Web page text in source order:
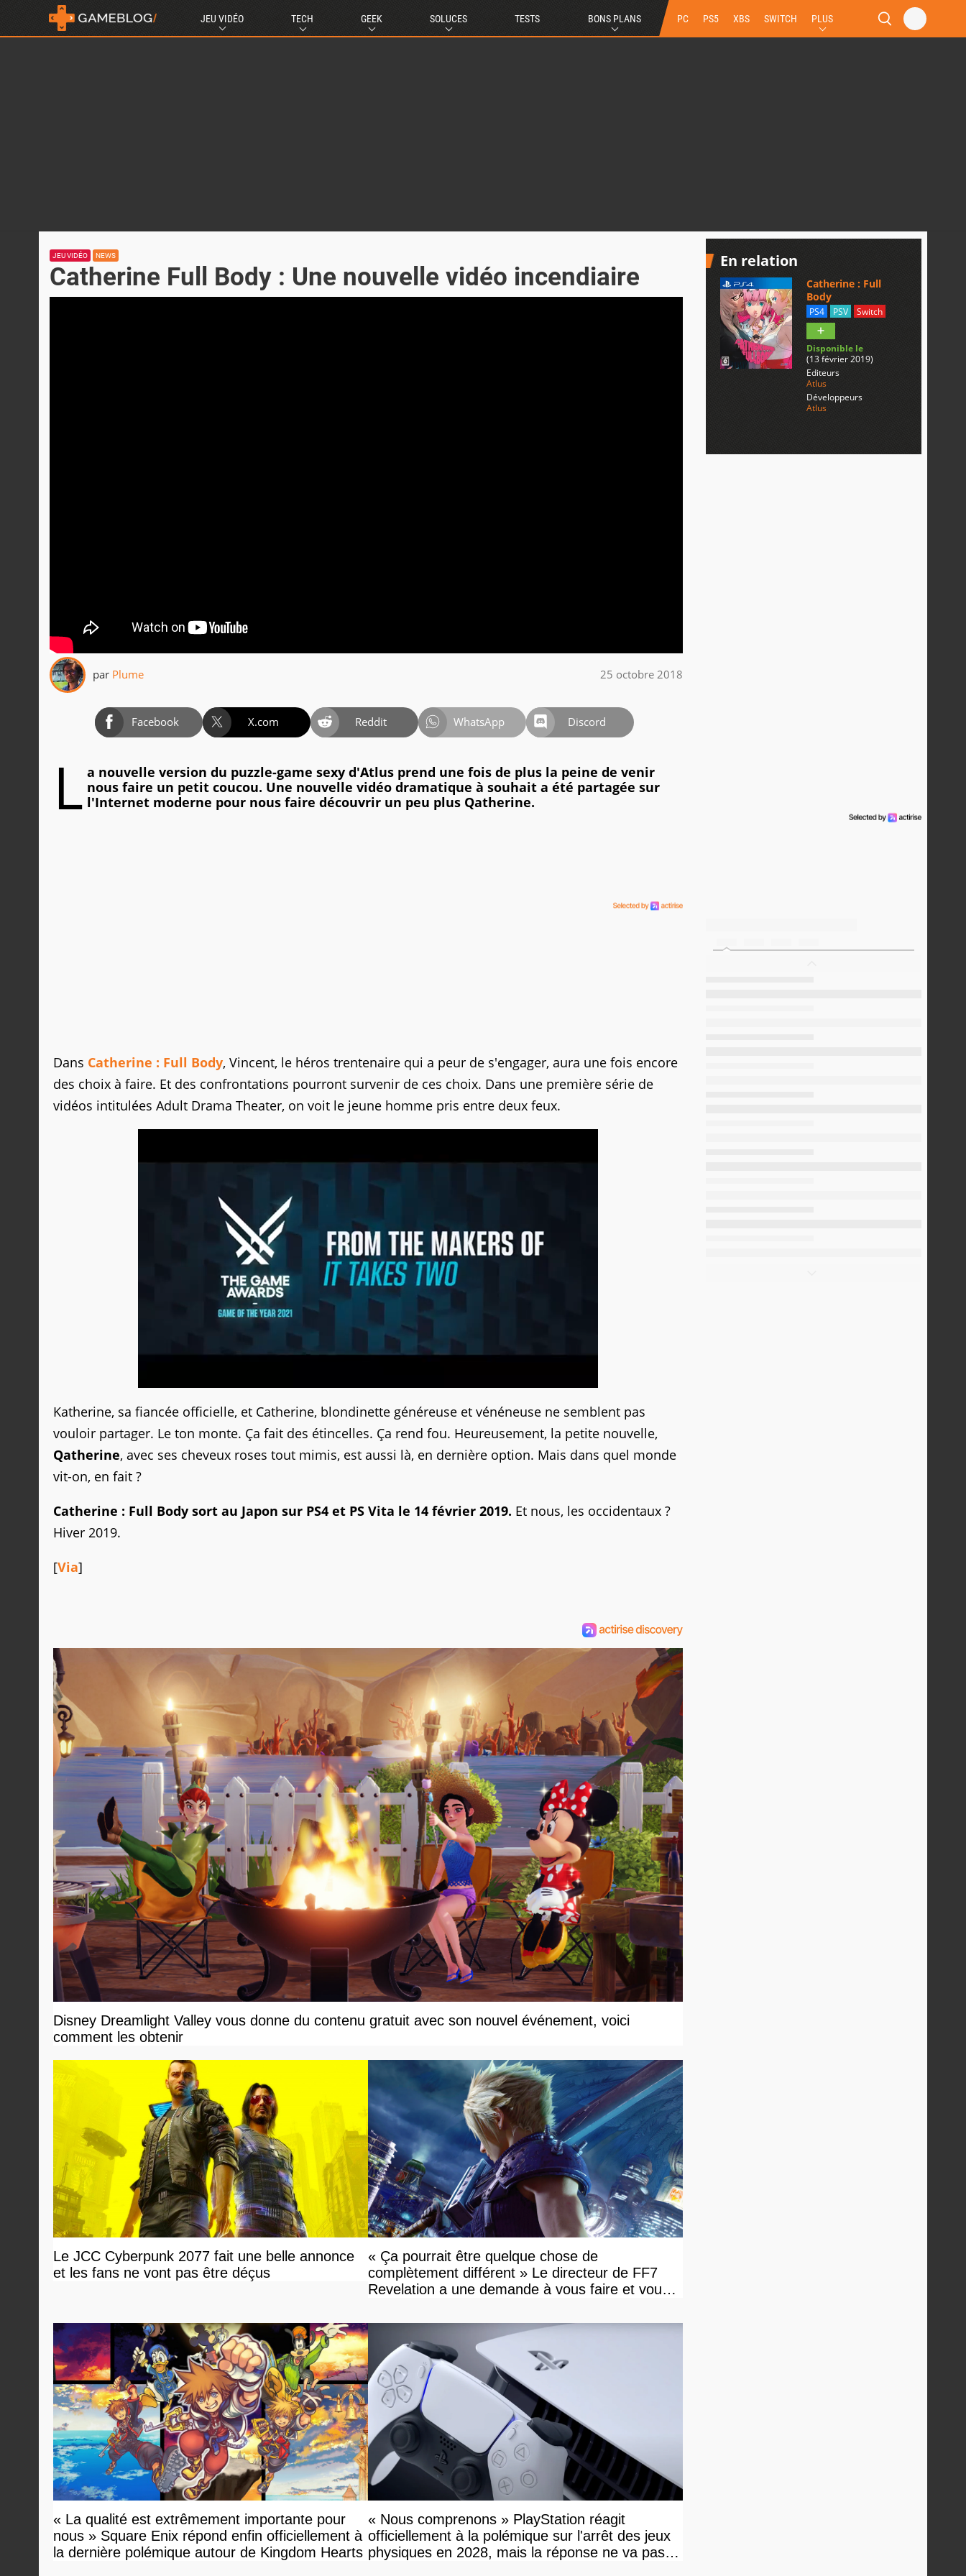
JEU VIDÉO TECH GEEK SOLUCES TESTS BONS PLANS PC PS5 XBS SWITCH PLUS
JEU VIDÉO NEWS
Catherine Full Body : Une nouvelle vidéo incendiaire
par Plume 25 octobre 2018
Facebook X.com Reddit WhatsApp Discord
L a nouvelle version du puzzle-game sexy d'Atlus prend une fois de plus la peine de venir
nous faire un petit coucou. Une nouvelle vidéo dramatique à souhait a été partagée sur
l'Internet moderne pour nous faire découvrir un peu plus Qatherine.
Dans Catherine : Full Body, Vincent, le héros trentenaire qui a peur de s'engager, aura une fois encore
des choix à faire. Et des confrontations pourront survenir de ces choix. Dans une première série de
vidéos intitulées Adult Drama Theater, on voit le jeune homme pris entre deux feux.
Katherine, sa fiancée officielle, et Catherine, blondinette généreuse et vénéneuse ne semblent pas
vouloir partager. Le ton monte. Ça fait des étincelles. Ça rend fou. Heureusement, la petite nouvelle,
Qatherine, avec ses cheveux roses tout mimis, est aussi là, en dernière option. Mais dans quel monde
vit-on, en fait ?
Catherine : Full Body sort au Japon sur PS4 et PS Vita le 14 février 2019. Et nous, les occidentaux ?
Hiver 2019.
[Via]
Disney Dreamlight Valley vous donne du contenu gratuit avec son nouvel événement, voici
comment les obtenir
Le JCC Cyberpunk 2077 fait une belle annonce
et les fans ne vont pas être déçus
« Ça pourrait être quelque chose de
complètement différent » Le directeur de FF7
Revelation a une demande à vous faire et vous
« La qualité est extrêmement importante pour
nous » Square Enix répond enfin officiellement à
la dernière polémique autour de Kingdom Hearts
« Nous comprenons » PlayStation réagit
officiellement à la polémique sur l'arrêt des jeux
physiques en 2028, mais la réponse ne va pas
En relation
Catherine : Full
Body
PS4 PSV Switch
Disponible le
(13 février 2019)
Editeurs
Atlus
Développeurs
Atlus